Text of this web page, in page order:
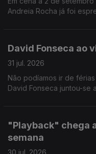
Andreia Rocha já foi
David Fonseca ao
31 jul. 2026
Não podíamos ir de
David Fonseca juntou-se
"Playback" chega
semana
30 jul. 2026